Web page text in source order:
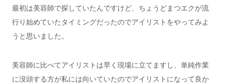
最初は美容師で探していたんですけど、ちょうどまつエクが流
行り始めていたタイミングだったのでアイリストをやってみよ
うと思いました。
美容師に比べてアイリストは早く現場に立てますし、単純作業
に没頭する方が私には向いていたのでアイリストになって良か